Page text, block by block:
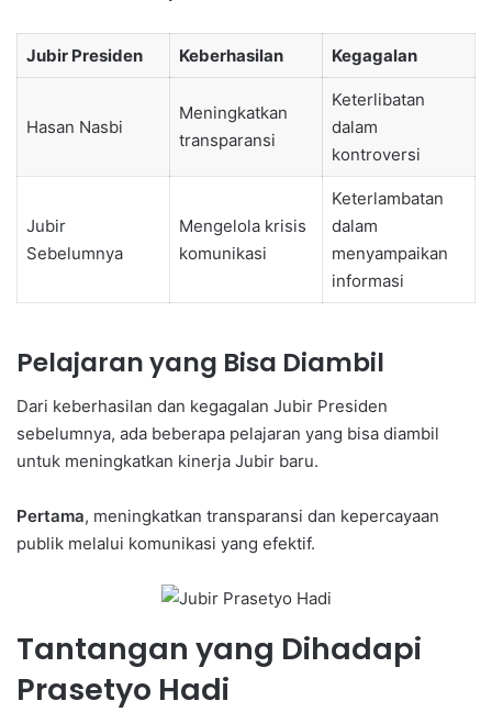
Jubir Presiden Keberhasilan Kegagalan
Hasan Nasbi
Meningkatkan
transparansi
Keterlibatan
dalam
kontroversi
Jubir
Sebelumnya
Mengelola krisis
komunikasi
Keterlambatan
dalam
menyampaikan
informasi
Pelajaran yang Bisa Diambil
Dari keberhasilan dan kegagalan Jubir Presiden
sebelumnya, ada beberapa pelajaran yang bisa diambil
untuk meningkatkan kinerja Jubir baru.
Pertama, meningkatkan transparansi dan kepercayaan
publik melalui komunikasi yang efektif.
Tantangan yang Dihadapi
Prasetyo Hadi